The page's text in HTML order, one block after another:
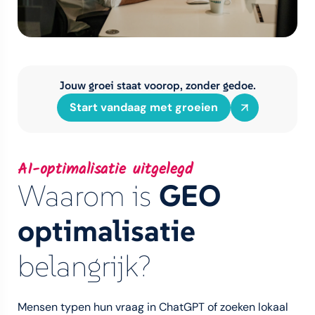
Jouw groei staat voorop, zonder gedoe.
Start vandaag met groeien
AI-optimalisatie uitgelegd
Waarom is GEO
optimalisatie
belangrijk?
Mensen typen hun vraag in ChatGPT of zoeken lokaal